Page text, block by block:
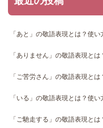
「あと」の敬語表現とは？使
「ありません」の敬語表現と
「ご苦労さん」の敬語表現と
「いる」の敬語表現とは？使
「ご馳走する」の敬語表現と